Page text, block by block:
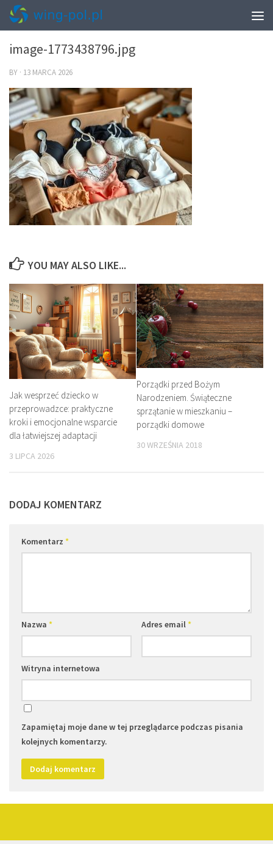
0
image-1773438796.jpg
BY · 13 MARCA 2026
YOU MAY ALSO LIKE...
Jak wesprzeć dziecko w
przeprowadzce: praktyczne
kroki i emocjonalne wsparcie
dla łatwiejszej adaptacji
3 LIPCA 2026
Porządki przed Bożym
Narodzeniem. Świąteczne
sprzątanie w mieszkaniu –
porządki domowe
30 WRZEŚNIA 2018
DODAJ KOMENTARZ
Komentarz *
Nazwa * Adres email*
Witryna internetowa
Zapamiętaj moje dane w tej przeglądarce podczas pisania
kolejnych komentarzy.